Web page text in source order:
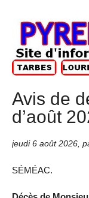
Avis de
d’août
jeudi 6 août 2026
SÉMÉAC.